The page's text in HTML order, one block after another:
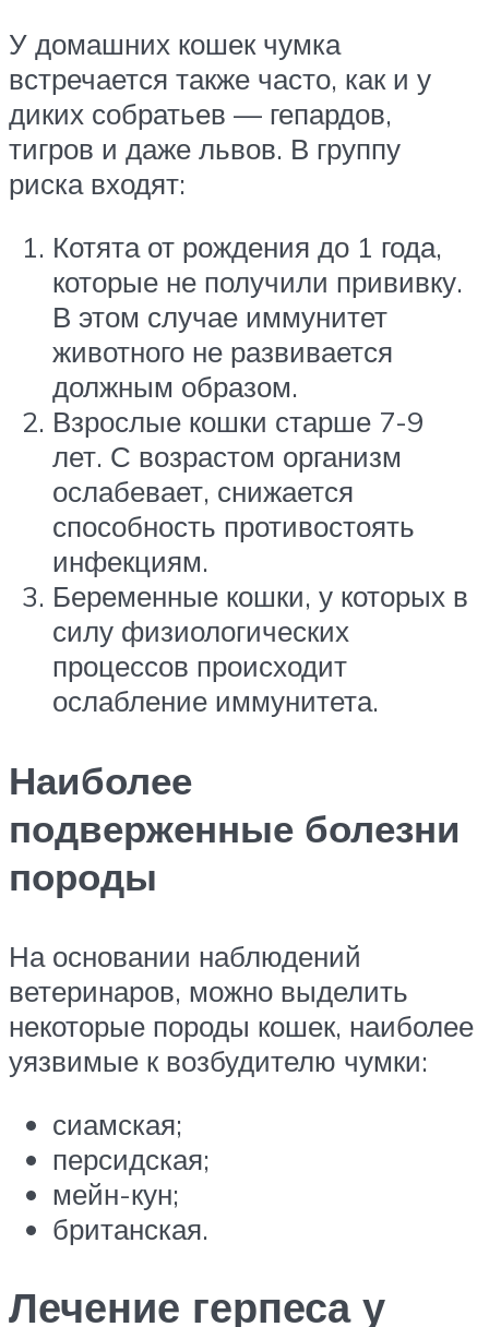
У домашних кошек чумка
встречается также часто, как и у
диких собратьев — гепардов,
тигров и даже львов. В группу
риска входят:
Котята от рождения до 1 года,
которые не получили прививку.
В этом случае иммунитет
животного не развивается
должным образом.
Взрослые кошки старше 7-9
лет. С возрастом организм
ослабевает, снижается
способность противостоять
инфекциям.
Беременные кошки, у которых в
силу физиологических
процессов происходит
ослабление иммунитета.
Наиболее
подверженные болезни
породы
На основании наблюдений
ветеринаров, можно выделить
некоторые породы кошек, наиболее
уязвимые к возбудителю чумки:
сиамская;
персидская;
мейн-кун;
британская.
Лечение герпеса у